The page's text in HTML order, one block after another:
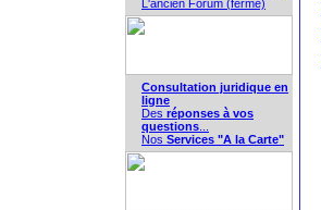
L'ancien Forum (fermé)
Consultation juridique en
ligne
Des réponses à vos
questions
Nos Services "A la Carte"